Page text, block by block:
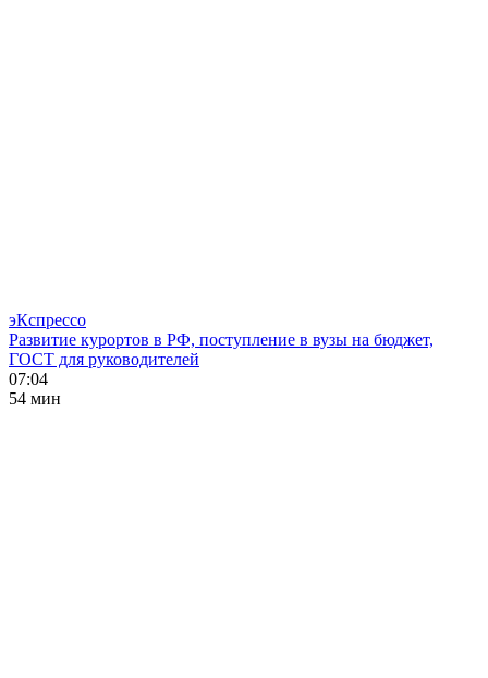
эКспрессо
Развитие курортов в РФ, поступление в вузы на бюджет,
ГОСТ для руководителей
07:04
54 мин